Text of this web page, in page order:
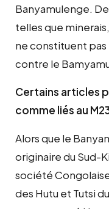
Banyamulenge.
telles que
ne constituent pas
contre le
Certains articles
comme liés au
Alors que le
originaire du Sud-
société
des Hutu et Tutsi